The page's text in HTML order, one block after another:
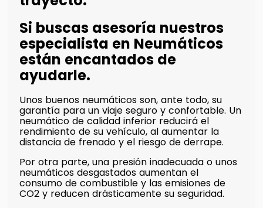
Si buscas asesoría nuestros
especialista en Neumáticos
están encantados de
ayudarle.
Unos buenos neumáticos son, ante todo, su
garantía para un viaje seguro y confortable. Un
neumático de calidad inferior reducirá el
rendimiento de su vehículo, al aumentar la
distancia de frenado y el riesgo de derrape.
Por otra parte, una presión inadecuada o unos
neumáticos desgastados aumentan el
consumo de combustible y las emisiones de
CO2 y reducen drásticamente su seguridad.